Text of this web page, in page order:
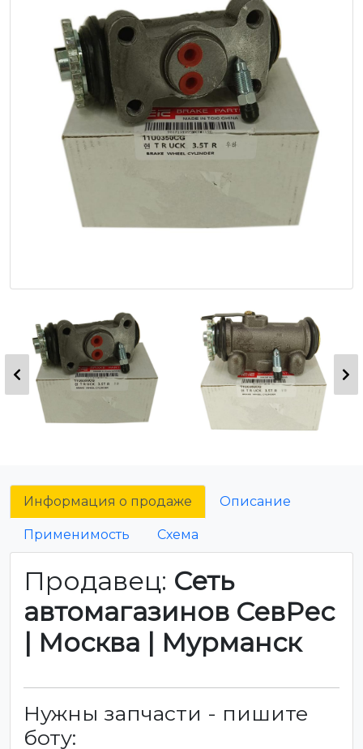
Информация о продаже Описание
Применимость Схема
Продавец: Сеть
автомагазинов СевРес
| Москва | Мурманск
Нужны запчасти - пишите
боту: